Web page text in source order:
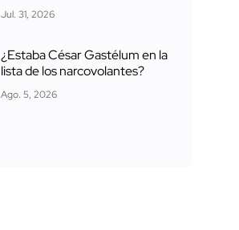
Jul. 31, 2026
¿Estaba César Gastélum en la
lista de los narcovolantes?
Ago. 5, 2026